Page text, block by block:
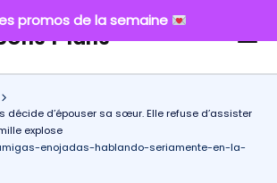
Plans
décide d’épouser sa sœur. Elle refuse d’assister
explose
enojadas-hablando-seriamente-en-la-
promos de la semaine